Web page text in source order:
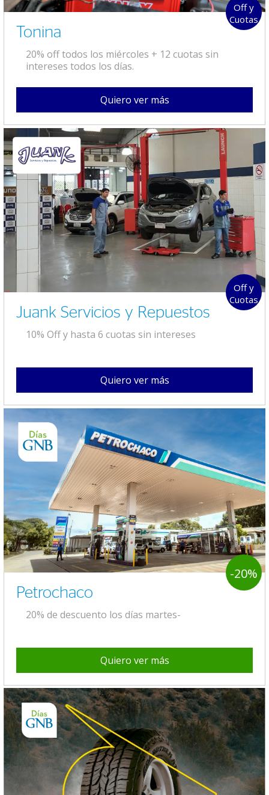
Off y
Cuotas
Tonina
20% off todos los miércoles + 12 cuotas sin
intereses todos los días.
Quiero ver más
Off y
Cuotas
Juank Servicios y Repuestos
10% Off y hasta 6 cuotas sin intereses
Quiero ver más
-20%
Petrochaco
20% de descuento los días martes-
Quiero ver más